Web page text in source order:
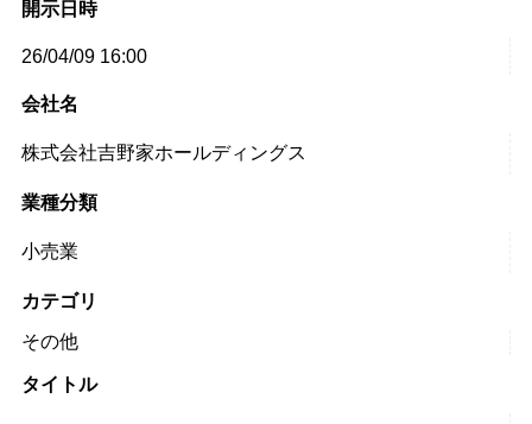
開示日時
26/04/09 16:00
会社名
株式会社吉野家ホールディングス
業種分類
小売業
カテゴリ
その他
タイトル